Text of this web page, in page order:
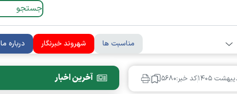
مناسبت ها شهروند خبرنگار درباره ما
کد خبر:۵۶۸۰ آخرین اخبار